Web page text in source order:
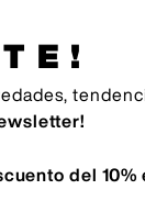
del 10%